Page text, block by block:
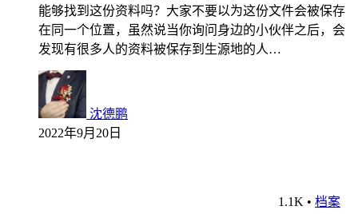
能够找到这份资料吗？大家不要以为这份文件会被保存
在同一个位置，虽然说当你询问身边的小伙伴之后，会
发现有很多人的资料被保存到生源地的人…
沈德鹏
2022年9月20日
1.1K • 档案